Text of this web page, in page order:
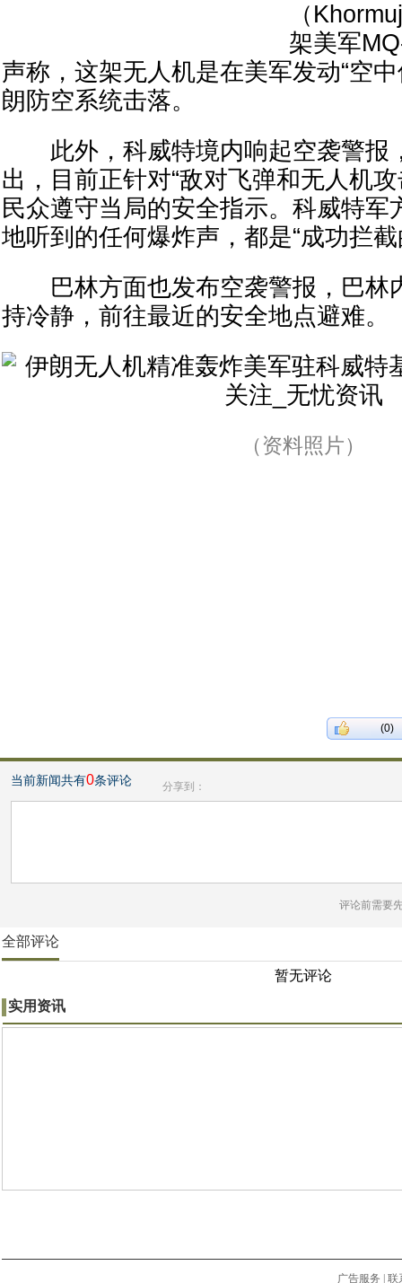
（
架美军
声称，这架无人机是在美军发动“空
朗防空系统击落。
此外，科威特境内响起空袭警报
出，目前正针对“敌对飞弹和无人机
民众遵守当局的安全指示。科威特军
地听到的任何爆炸声，都是“成功拦截
巴林方面也发布空袭警报，巴林
持冷静，前往最近的安全地点避难。
（资料照片）
(0)
当前新闻共有0条评论 分享到：
评论前需要
全部评论
暂无评论
实用资讯
广告服务 联